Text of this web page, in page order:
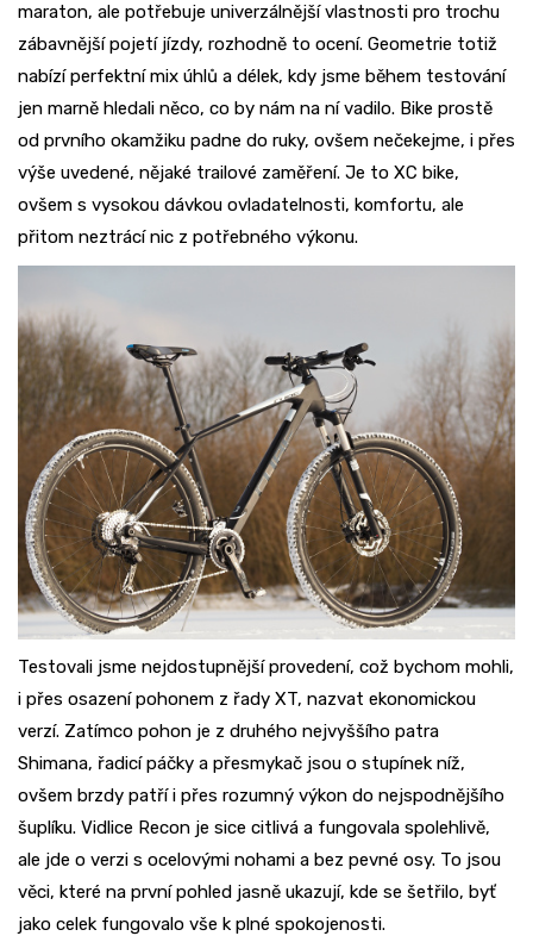
maraton, ale potřebuje univerzálnější vlastnosti pro trochu
zábavnější pojetí jízdy, rozhodně to ocení. Geometrie totiž
nabízí perfektní mix úhlů a délek, kdy jsme během testování
jen marně hledali něco, co by nám na ní vadilo. Bike prostě
od prvního okamžiku padne do ruky, ovšem nečekejme, i přes
výše uvedené, nějaké trailové zaměření. Je to XC bike,
ovšem s vysokou dávkou ovladatelnosti, komfortu, ale
přitom neztrácí nic z potřebného výkonu.
Testovali jsme nejdostupnější provedení, což bychom mohli,
i přes osazení pohonem z řady XT, nazvat ekonomickou
verzí. Zatímco pohon je z druhého nejvyššího patra
Shimana, řadicí páčky a přesmykač jsou o stupínek níž,
ovšem brzdy patří i přes rozumný výkon do nejspodnějšího
šuplíku. Vidlice Recon je sice citlivá a fungovala spolehlivě,
ale jde o verzi s ocelovými nohami a bez pevné osy. To jsou
věci, které na první pohled jasně ukazují, kde se šetřilo, byť
jako celek fungovalo vše k plné spokojenosti.